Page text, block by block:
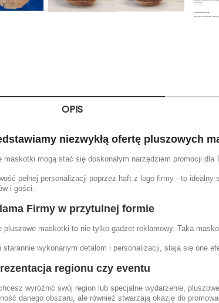
OPIS
niezwykłą ofertę pluszowych
maskotki mogą stać się doskonałym narzędziem promocji dla
pełnej personalizacji poprzez haft z logo firmy - to
i gości.
Firmy w przytulnej formie
pluszowe maskotki to nie tylko gadżet reklamowy. Taka
starannie wykonanym detalom i personalizacji, stają się one
regionu czy eventu
wyróżnić swój region lub specjalne wydarzenie,
danego obszaru, ale również stwarzają okazję do